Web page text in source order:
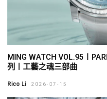
MING WATCH VOL.95〡
列〡工藝之魂三部曲
Rico Li 2026-07-15